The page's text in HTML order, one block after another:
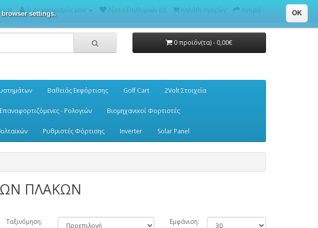
settings. OK
Ο Λογαριασμός μου Λίστα Επιθυμιών (0) Καλάθι Αγορών Αγορά
0 προϊόν(τα) - 0,00€
Βαθειάς Εκφόρτισης Golf Cart 2Volt Στοιχεία
- Ρολογιών Βιομηχανικοί Φορτιστές
Ρυθμιστές Φόρτισης Inverter Solar Panel
ΠΛΑΚΩΝ
Ταξινόμηση:
Εμφάνιση: